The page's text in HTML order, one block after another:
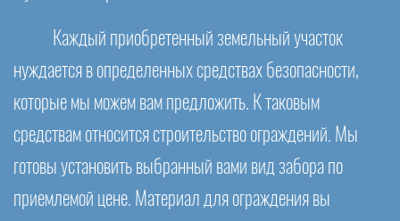
Каждый приобретенный земельный участок
нуждается в определенных средствах безопасности,
которые мы можем вам предложить. К таковым
средствам относится строительство ограждений. Мы
готовы установить выбранный вами вид забора по
приемлемой цене. Материал для ограждения вы